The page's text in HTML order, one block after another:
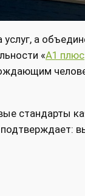
а
«A1 плюс
стандарты